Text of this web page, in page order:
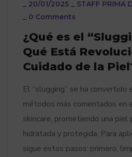
_ 20/01/2025 _ STAFF PRIMA
_ 0 Comments
¿Qué es el
Qué Está
Cuidado de la
El “slugging” se ha convertido
métodos más comentados en
skincare, prometiendo una piel
hidratada y protegida. Para
sigue estos pasos: primero,